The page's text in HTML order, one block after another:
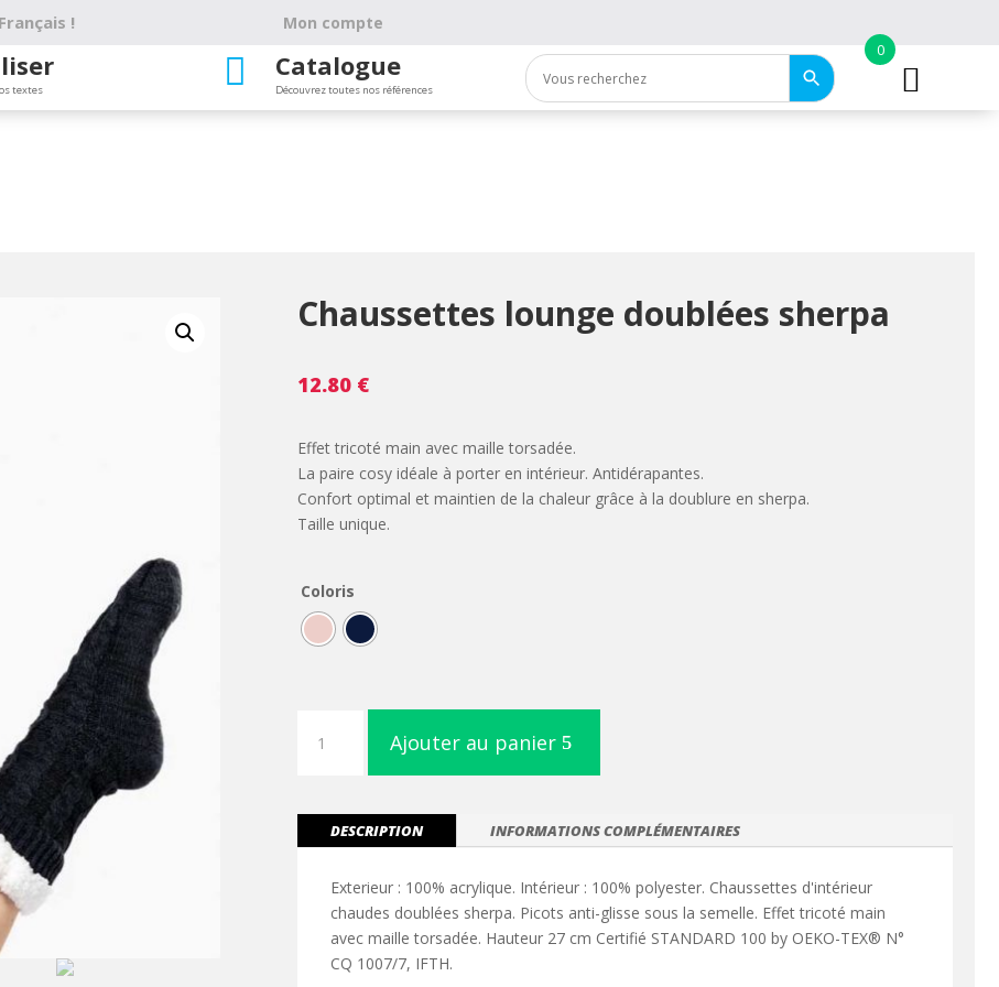
! Mon compte
textes  Catalogue
Découvrez toutes nos références
Chaussettes lounge doublées sherpa
12.80 €
Effet tricoté main avec maille torsadée.
La paire cosy idéale à porter en intérieur. Antidérapantes.
Confort optimal et maintien de la chaleur grâce à la doublure en sherpa.
Taille unique.
Coloris
Chaussettes
doublées
sherpa
Ajouter au panier
DESCRIPTION INFORMATIONS COMPLÉMENTAIRES
Exterieur : 100% acrylique. Intérieur : 100% polyester. Chaussettes d'intérieur
chaudes doublées sherpa. Picots anti-glisse sous la semelle. Effet tricoté main
avec maille torsadée. Hauteur 27 cm Certifié STANDARD 100 by OEKO-TEX® N°
CQ 1007/7, IFTH.
0